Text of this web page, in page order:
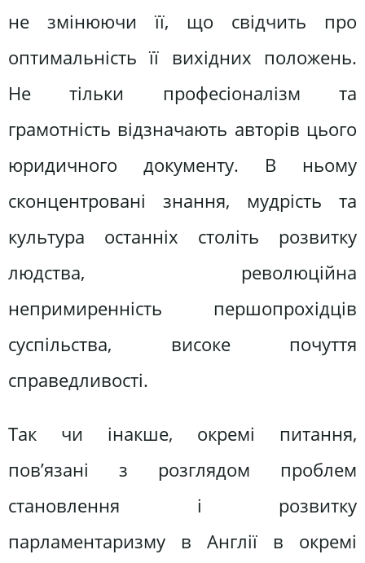
не змінюючи її, що свідчить про
оптимальність її вихідних положень.
Не тільки професіоналізм та
грамотність відзначають авторів цього
юридичного документу. В ньому
сконцентровані знання, мудрість та
культура останніх століть розвитку
людства, революційна
непримиренність першопрохідців
суспільства, високе почуття
справедливості.
Так чи інакше, окремі питання,
пов’язані з розглядом проблем
становлення і розвитку
парламентаризму в Англії в окремі